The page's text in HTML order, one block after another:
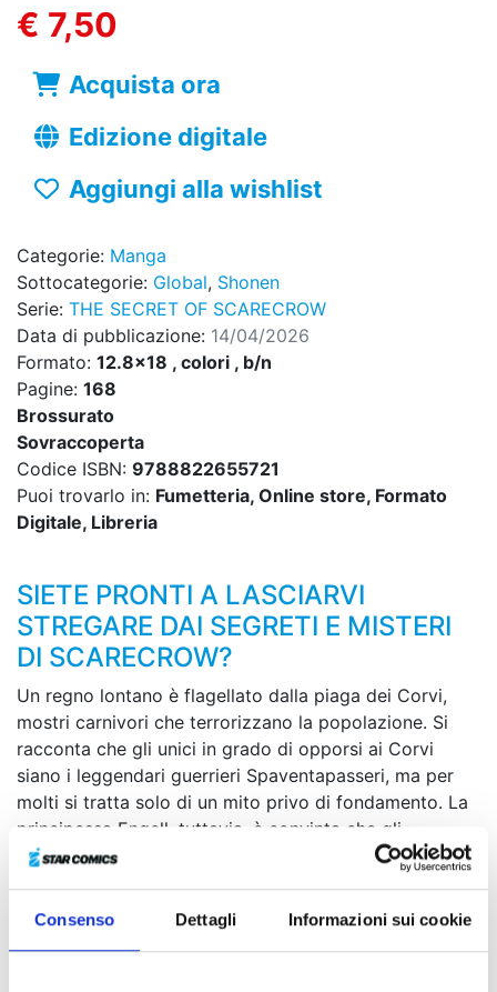
Consenso Dettagli Informazioni sui cookie
€ 7,50
Acquista ora
Edizione digitale
Aggiungi alla wishlist
Categorie: Manga
Sottocategorie: Global, Shonen
Serie: THE SECRET OF SCARECROW
Data di pubblicazione: 14/04/2026
Formato: 12.8x18 , colori , b/n
Pagine: 168
Brossurato
Sovraccoperta
Codice ISBN: 9788822655721
Puoi trovarlo in: Fumetteria, Online store, Formato
Digitale, Libreria
SIETE PRONTI A LASCIARVI
STREGARE DAI SEGRETI E MISTERI
DI SCARECROW?
Un regno lontano è flagellato dalla piaga dei Corvi,
mostri carnivori che terrorizzano la popolazione. Si
racconta che gli unici in grado di opporsi ai Corvi
siano i leggendari guerrieri Spaventapasseri, ma per
molti si tratta solo di un mito privo di fondamento. La
principessa Engell, tuttavia, è convinta che gli
Spaventapasseri esistono e per amore della sua gente
prestare soccorso al suo popolo. Dopo il successo in
Germania, arriva in Italia il manga europeo della